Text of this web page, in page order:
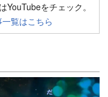
をチェック。
覧はこちら